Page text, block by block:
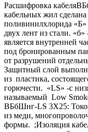
Расшифровка
кабельных жил сделана
поливинилхлорида
двух лент из стали.
является внутренней
под бронированным
от разрушений
Защитный слой
из пластика,
горючести. «LS» -с
называемый Low
ВБбШнг-LS 3Х25:
из меди,
формы. ;Изоляция